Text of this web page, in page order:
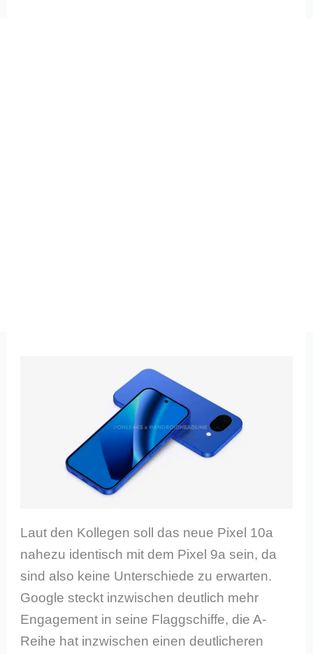
Laut den Kollegen soll das neue Pixel 10a
nahezu identisch mit dem Pixel 9a sein, da
sind also keine Unterschiede zu erwarten.
Google steckt inzwischen deutlich mehr
Engagement in seine Flaggschiffe, die A-
Reihe hat inzwischen einen deutlicheren